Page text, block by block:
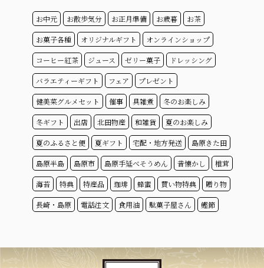
お中元 お散歩気分 お正月準備 お歳暮 お茶
お菓子各種 オリジナルギフト オンラインショップ
コーヒー紅茶 ジュース ゼリー菓子 ドレッシング
バラエティーギフト フェア プレゼント
健美菜グルメセット 催事 具雑煮 冬のお楽しみ
冬ギフト 出店 北田物産 和雑貨 夏のお楽しみ
夏のふるさと便 夏ギフト 宅配・地方発送 島原きた田
島原半島 島原市 島原手延べそうめん 昔懐かし 椎茸
海苔 特典 特産品 珈琲 蜂蜜 買い物特典 贈り物
長崎・島原 電話注文 食用油 駄菓子屋さん 鰹節